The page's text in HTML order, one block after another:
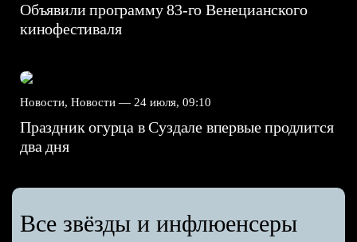
Объявили программу 83-го Венецианского
кинофестиваля
Новости, Новости — 24 июля, 09:10
Праздник огурца в Суздале впервые продлится
два дня
Все звёзды и инфлюенсеры